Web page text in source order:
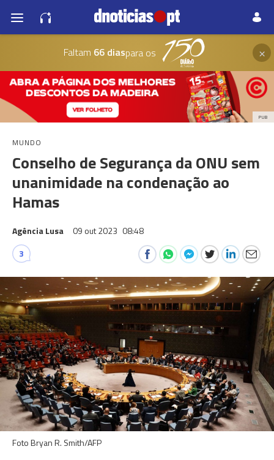
Faltam 66 diaspara os ×
PUB
MUNDO
Conselho de Segurança da ONU sem
unanimidade na condenação ao
Hamas
Agência Lusa 09 out 2023 08:48
3
Foto Bryan R. Smith/AFP